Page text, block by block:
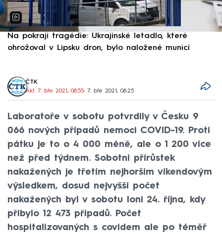
Na pokraji tragédie: Ukrajinské letadlo, které
ohrožoval v Lipsku dron, bylo naložené municí
ČTK
Akt. 7. bře 2021, 08:55• 7. bře 2021, 08:25
Laboratoře v sobotu potvrdily v Česku 9
066 nových případů nemoci COVID-19. Proti
pátku je to o 4 000 méně, ale o 1 200 více
než před týdnem. Sobotní přírůstek
nakažených je třetím nejhorším víkendovým
výsledkem, dosud nejvyšší počet
nakažených byl v sobotu loni 24. října, kdy
přibylo 12 473 případů. Počet
hospitalizovaných s covidem ale po téměř